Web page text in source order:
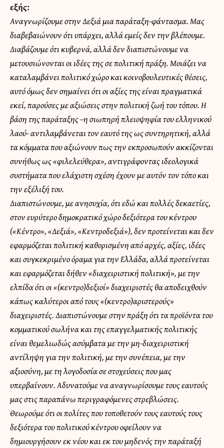
εξής:
Αναγνωρίζουμε στην Δεξιά μια παράταξη-φάντασμα. Μας
διαβεβαιώνουν ότι υπάρχει, αλλά εμείς δεν την βλέπουμε.
Διαβάζουμε ότι κυβερνά, αλλά δεν διαπιστώνουμε να
μετουσιώνονται οι ιδέες της σε πολιτική πράξη. Μοιάζει να
καταλαμβάνει πολιτικό χώρο και κοινοβουλευτικές θέσεις,
αυτό όμως δεν σημαίνει ότι οι αξίες της είναι πραγματικά
εκεί, παρούσες με αξιώσεις στην πολιτική ζωή του τόπου. Η
βάση της παράταξης –η σιωπηρή πλειοψηφία του ελληνικού
λαού- αντιλαμβάνεται τον εαυτό της ως συντηρητική, αλλά
τα κόμματα που αξιώνουν πως την εκπροσωπούν ακκίζονται
συνήθως ως «φιλελεύθερα», αντιγράφοντας ιδεολογικά
συστήματα που ελάχιστη σχέση έχουν με αυτόν τον τόπο και
την εξέλιξή του.
Διαπιστώνουμε, με ανησυχία, ότι εδώ και πολλές δεκαετίες,
στον ευρύτερο δημοκρατικό χώρο δεξιότερα του κέντρου
(«Κέντρο», «Δεξιά», «Κεντροδεξιά»), δεν προτείνεται και δεν
εφαρμόζεται πολιτική καθορισμένη από αρχές, αξίες, ιδέες
και συγκεκριμένο όραμα για την Ελλάδα, αλλά προτείνεται
και εφαρμόζεται δήθεν «διαχειριστική πολιτική», με την
ελπίδα ότι οι «(κεντρο)δεξιοί» διαχειριστές θα αποδειχθούν
κάπως καλύτεροι από τους «(κεντρο)αριστερούς»
διαχειριστές. Διαπιστώνουμε στην πράξη ότι τα προϊόντα του
κομματικού σωλήνα και της επαγγελματικής πολιτικής
είναι θεμελιωδώς ασύμβατα με την μη-διαχειριστική
αντίληψη για την πολιτική, με την συνέπεια, με την
αξιοσύνη, με τη λογοδοσία σε στοχεύσεις που μας
υπερβαίνουν. Αδυνατούμε να αναγνωρίσουμε τους εαυτούς
μας στις παραπάνω περιγραφόμενες στρεβλώσεις.
Θεωρούμε ότι οι πολίτες που τοποθετούν τους εαυτούς τους
δεξιότερα του πολιτικού κέντρου οφείλουν να
δημιουργήσουν εκ νέου και εκ του μηδενός την παράταξή